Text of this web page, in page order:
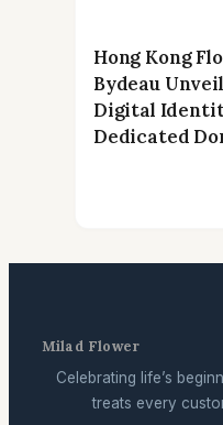
Hong Kong
Bydeau
Digital
Dedicated
Milad Flower
Celebrating life’s
treats every